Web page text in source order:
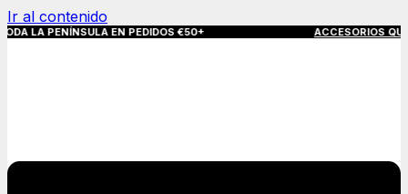
Ir al contenido
EN PEDIDOS €50+ ACCESORIOS QUE MARCAN LA